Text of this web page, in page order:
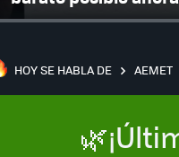
HOY SE HABLA DE AEMET